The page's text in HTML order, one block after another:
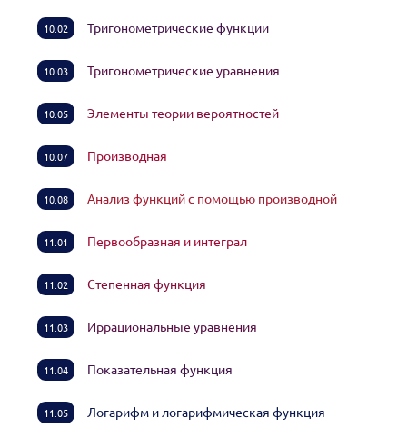
10.02 Тригонометрические функции
10.03 Тригонометрические уравнения
10.05 Элементы теории вероятностей
10.07 Производная
10.08 Анализ функций с помощью производной
11.01 Первообразная и интеграл
11.02 Степенная функция
11.03 Иррациональные уравнения
11.04 Показательная функция
11.05 Логарифм и логарифмическая функция